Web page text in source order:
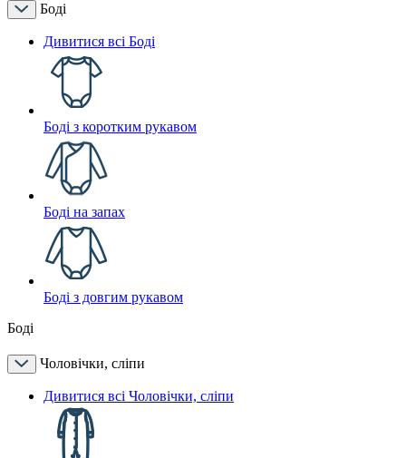
Боді
Дивитися всі Боді
Боді з коротким рукавом
Боді на запах
Боді з довгим рукавом
Боді
Чоловічки, сліпи
Дивитися всі Чоловічки, сліпи